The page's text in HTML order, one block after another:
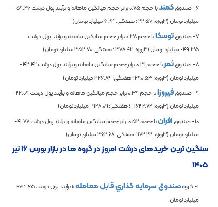
6- صندوق
کمندبا حجم0.75برابر حجم میانگین ماهانه و برآیند پول درشت-59.26
میلیارد تومان (3روزه:
22.57؛ هفتگی:6.24میلیارد تومان)
7- صندوق
توسکابا حجم0.38برابر حجم میانگین ماهانه و برآیند پول درشت
-49.35میلیارد تومان (3روزه: 378.42؛ هفتگی:352.70میلیارد تومان)
8- صندوق
ثمربا حجم0.31برابر حجم میانگین ماهانه و برآیند پول درشت-42.42
میلیارد تومان (3روزه:
290.53؛ هفتگی:426.84میلیارد تومان)
9- صندوق
فیروزابا حجم0.39برابر حجم میانگین ماهانه و برآیند پول درشت-42.09
میلیارد تومان (3روزه:
-1642.72؛ هفتگی:-928.09میلیارد تومان)
10- صندوق
افرانبا حجم0.52برابر حجم میانگین ماهانه و برآیند پول درشت-41.77
میلیارد تومان (3روزه:
172.22؛ هفتگی:362.68میلیارد تومان)
سنگین ترین خریدهای درشت امروز در گروه ها در بازار بورس ۱۶ تیر
۱۴۰۵
1- گروه صندوق سرمايه گذاري قابل معاملهبا برآیند پول درشت473.65
میلیارد تومان .